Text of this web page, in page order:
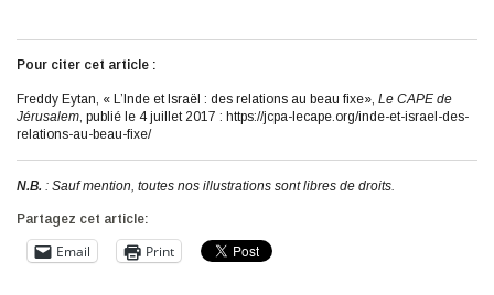
Pour citer cet article :
Freddy Eytan, « L’Inde et Israël : des relations au beau fixe», Le CAPE de
Jérusalem, publié le 4 juillet 2017 : https://jcpa-lecape.org/inde-et-israel-des-
relations-au-beau-fixe/
N.B. : Sauf mention, toutes nos illustrations sont libres de droits.
Partagez cet article:
Email Print